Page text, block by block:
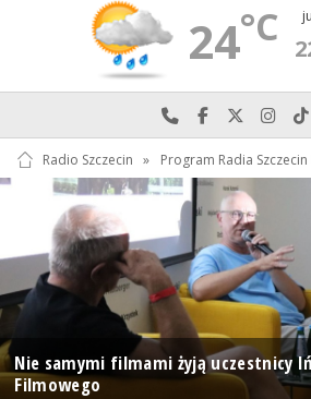
24°C
Najlepiej po
Odwiedź nas
Radio Szczecin » Program Radia Szczecin
Nie samymi filmami żyją uczestnicy
Filmowego